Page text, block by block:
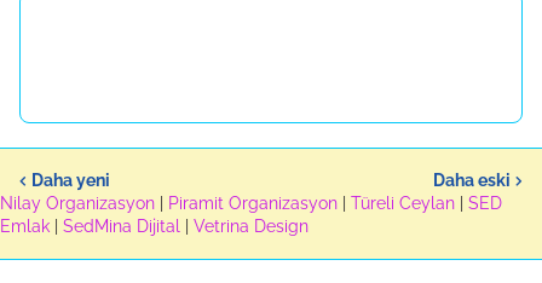
Daha yeni
Daha eski
Nilay Organizasyon
Piramit Organizasyon Türeli Ceylan
SED
Emlak
SedMina Dijital Vetrina Design